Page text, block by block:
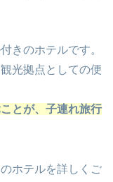
きのホテルです。
光拠点としての便
とが、子連れ旅行
ホテルを詳しくご